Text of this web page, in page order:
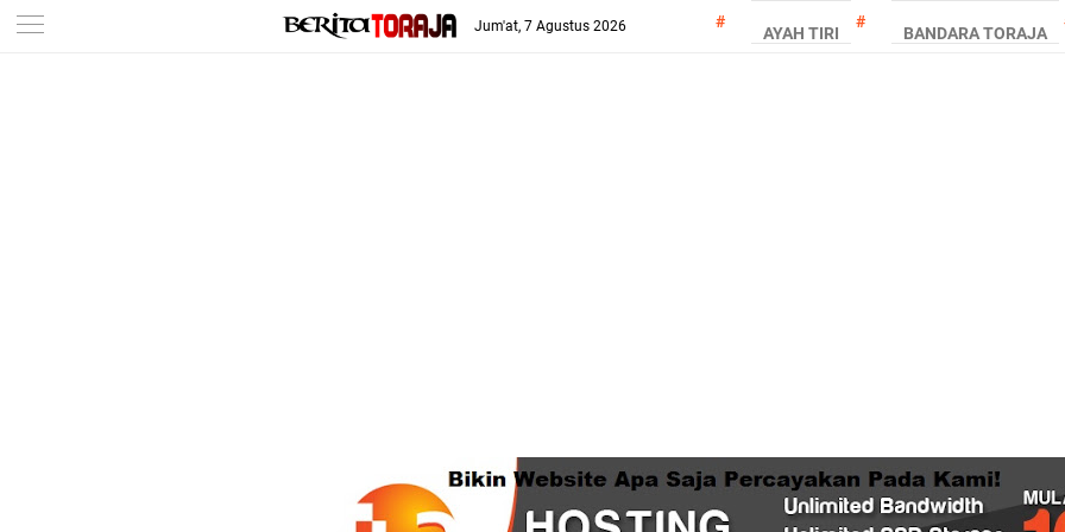
Jum'at, 7 Agustus 2026 AYAH TIRI BANDARA TORAJA